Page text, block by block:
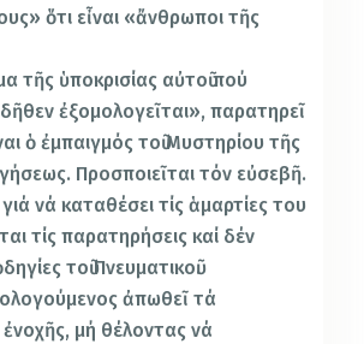
ὅτι εἶναι «ἄνθρωποι τῆς
τῆς ὑποκρισίας αὐτοῦ πού
δῆθεν ἐξομολογεῖται», παρατηρεῖ
ὁ ἐμπαιγμός τοῦ Μυστηρίου τῆς
Προσποιεῖται τόν εὐσεβῆ.
νά καταθέσει τίς ἁμαρτίες του
τίς παρατηρήσεις καί δέν
τοῦ Πνευματικοῦ.
ἀπωθεῖ τά
μή θέλοντας νά